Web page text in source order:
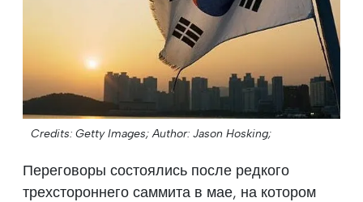
Credits: Getty Images; Author: Jason Hosking;
Переговоры состоялись после редкого
трехстороннего саммита в мае, на котором